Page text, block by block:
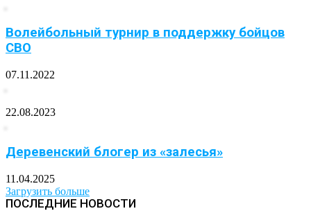
Волейбольный турнир в поддержку бойцов
СВО
07.11.2022
22.08.2023
Деревенский блогер из «залесья»
11.04.2025
Загрузить больше
ПОСЛЕДНИЕ НОВОСТИ